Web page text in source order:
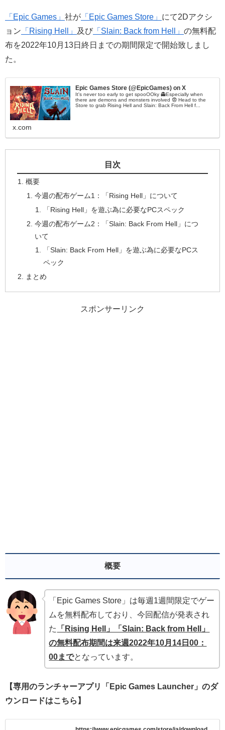
「Epic Games」 社が 「Epic Games Store」 にて2Dアクシ
ョン 「Rising Hell」 及び 「Slain: Back from Hell」 の無料配
布を2022年10月13日終日までの期間限定で開始致しまし
た。
Epic Games Store (@EpicGames) on X
It's never too early to get spooOOky 👻Especially when
there are demons and monsters involved 😨 Head to the
Store to grab Rising Hell and Slain: Back From Hell f...
x.com
目次
概要
今週の配布ゲーム1：「Rising Hell」について
「Rising Hell」を遊ぶ為に必要なPCスペック
今週の配布ゲーム2：「Slain: Back From Hell」につ
いて
「Slain: Back From Hell」を遊ぶ為に必要なPCス
ペック
まとめ
スポンサーリンク
概要
「Epic Games Store」は毎週1週間限定でゲー
ムを無料配布しており、今回配信が発表され
た
「Rising Hell」「Slain: Back from Hell」
の無料配布期間は来週2022年10月14日00：
00までとなっています。
【専用のランチャーアプリ「Epic Games Launcher」のダ
ウンロードはこちら】